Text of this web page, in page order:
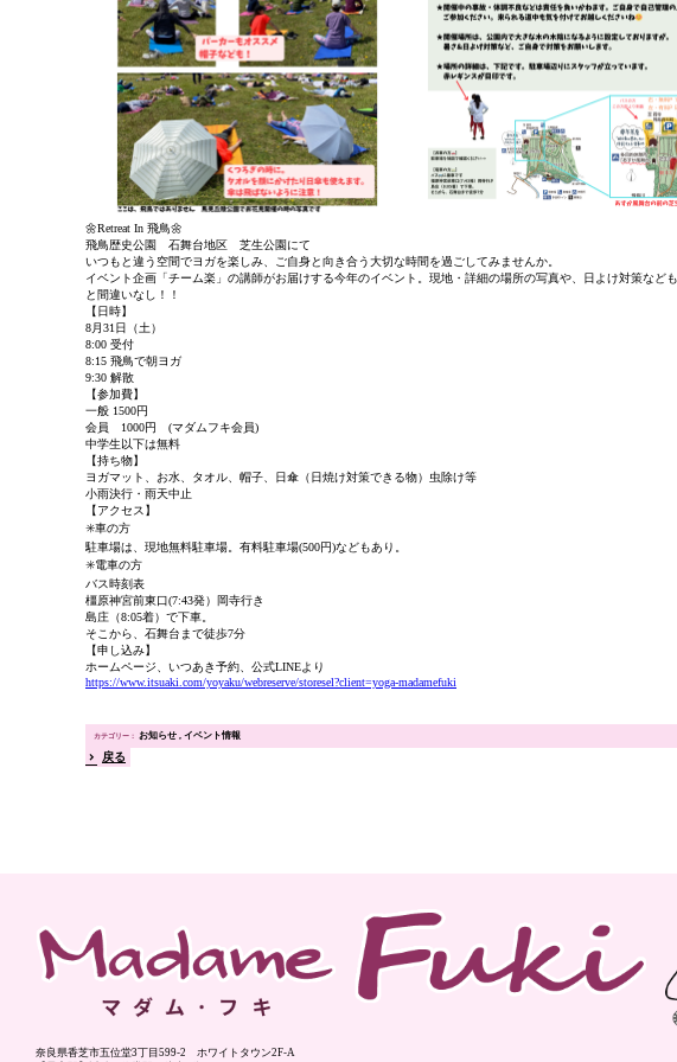
🌼Retreat In 飛鳥🌼
飛鳥歴史公園 石舞台地区 芝生公園にて
いつもと違う空間でヨガを楽しみ、ご自身と向き合う大切な時間を過ごしてみませんか。
イベント企画「チーム楽」の講師がお届けする今年のイベント。現地・詳細の場所の写真や、日よけ対策な
と間違いなし！！
【日時】
8月31日（土）
8:00 受付
8:15 飛鳥で朝ヨガ
9:30 解散
【参加費】
一般 1500円
会員 1000円 (マダムフキ会員)
中学生以下は無料
【持ち物】
ヨガマット、お水、タオル、帽子、日傘（日焼け対策できる物）虫除け等
小雨決行・雨天中止
【アクセス】
✳️車の方
駐車場は、現地無料駐車場。有料駐車場(500円)などもあり。
✳️電車の方
バス時刻表
橿原神宮前東口(7:43発）岡寺行き
島庄（8:05着）で下車。
そこから、石舞台まで徒歩7分
【申し込み】
ホームページ、いつあき予約、公式LINEより
https://www.itsuaki.com/yoyaku/webreserve/storesel?client=yoga-madamefuki
お知らせ イベント情報
戻る
奈良県香芝市五位堂3丁目599-2 ホワイトタウン2F-A